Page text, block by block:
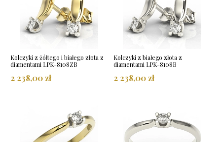
Kolczyki z żółtego i białego złota z
diamentami LPK-8108ZB
2 238,00 zł
Kolczyki z białego złota z
diamentami LPK-8108B
2 238,00 zł